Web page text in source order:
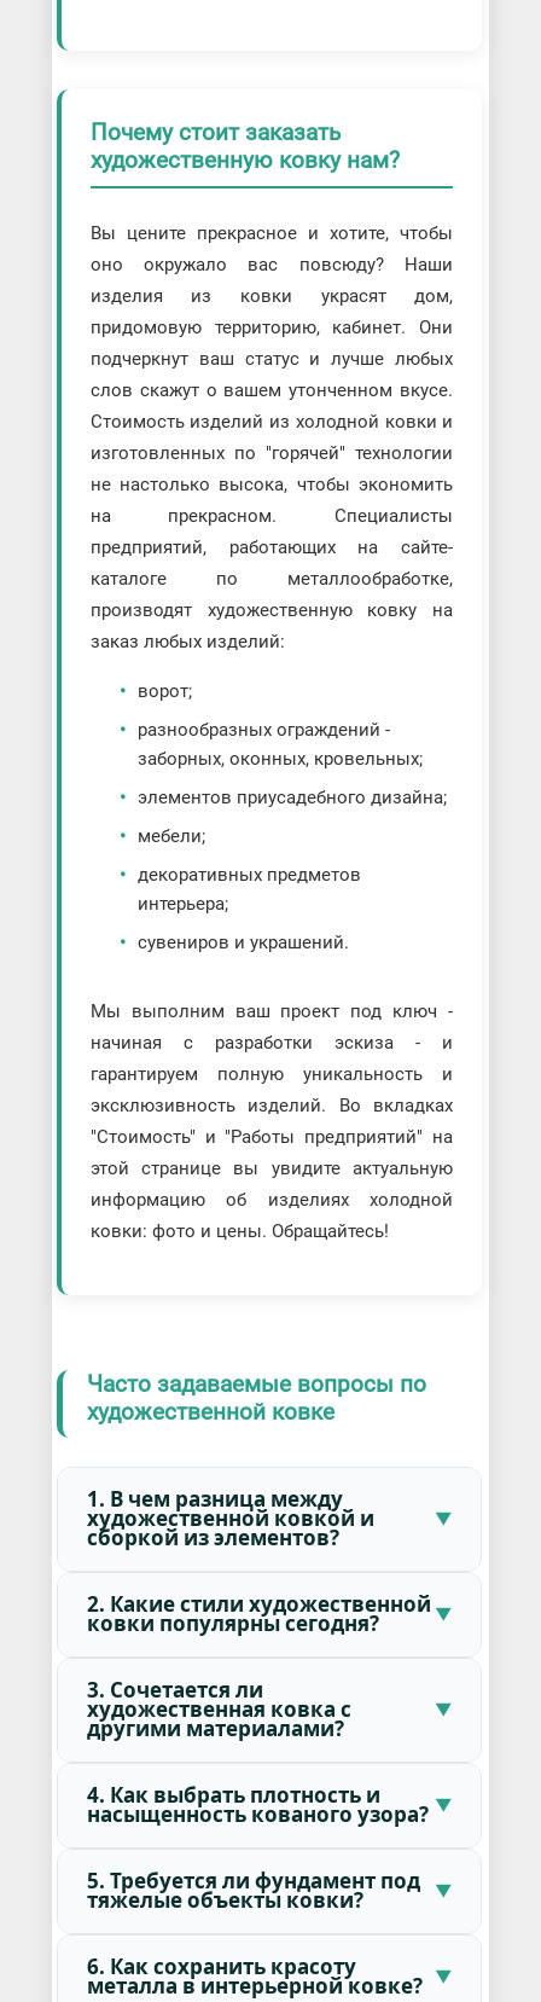
Почему стоит заказать
художественную ковку нам?
Вы цените прекрасное и хотите, чтобы
оно окружало вас повсюду? Наши
изделия из ковки украсят дом,
придомовую территорию, кабинет. Они
подчеркнут ваш статус и лучше любых
слов скажут о вашем утонченном вкусе.
Стоимость изделий из холодной ковки и
изготовленных по "горячей" технологии
не настолько высока, чтобы экономить
на прекрасном. Специалисты
предприятий, работающих на сайте-
каталоге по металлообработке,
производят художественную ковку на
заказ любых изделий:
ворот;
разнообразных ограждений -
заборных, оконных, кровельных;
элементов приусадебного дизайна;
мебели;
декоративных предметов
интерьера;
сувениров и украшений.
Мы выполним ваш проект под ключ -
начиная с разработки эскиза - и
гарантируем полную уникальность и
эксклюзивность изделий. Во вкладках
"Стоимость" и "Работы предприятий" на
этой странице вы увидите актуальную
информацию об изделиях холодной
ковки: фото и цены. Обращайтесь!
Часто задаваемые вопросы по
художественной ковке
1. В чем разница между
художественной ковкой и
сборкой из элементов?
2. Какие стили художественной
ковки популярны сегодня?
3. Сочетается ли
художественная ковка с
другими материалами?
4. Как выбрать плотность и
насыщенность кованого узора?
5. Требуется ли фундамент под
тяжелые объекты ковки?
6. Как сохранить красоту
металла в интерьерной ковке?